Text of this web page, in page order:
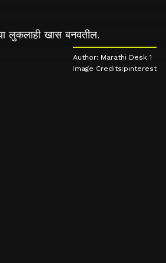
लुकलाही खास बनवतील.
Author: Marathi Desk 1
Image Credits:pinterest